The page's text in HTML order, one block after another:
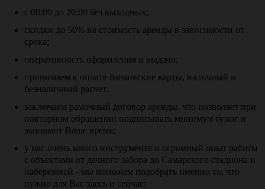
с 08:00 до 20:00 без выходных;
скидки до 50% на стоимость аренды в зависимости от
срока;
оперативность оформления и выдачи;
принимаем к оплате банковские карты, наличный и
безналичный расчет;
заключаем рамочный договор аренды, что позволяет при
повторном обращении подписывать минимум бумаг и
экономит Ваше время;
у нас очень много инструмента и огромный опыт работы
с объектами от дачного забора до Самарского стадиона и
набережной - мы поможем подобрать именно то, что
нужно для Вас здесь и сейчас;